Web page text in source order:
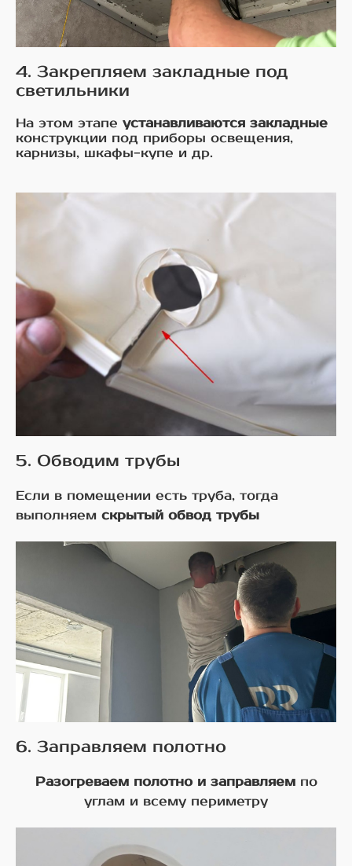
4. Закрепляем закладные под
светильники
На этом этапе устанавливаются закладные
конструкции под приборы освещения,
карнизы, шкафы-купе и др.
5. Обводим трубы
Если в помещении есть труба, тогда
выполняем скрытый обвод трубы
6. Заправляем полотно
Разогреваем полотно и заправляемпо
углам и всему периметру